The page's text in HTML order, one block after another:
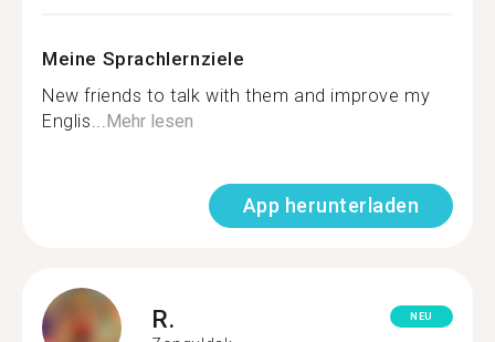
Meine Sprachlernziele
New friends to talk with them and improve my
Englis... Mehr lesen
App herunterladen
R. NEU